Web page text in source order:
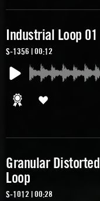
Industrial Loop 01
S-1356 | 00:12
Granular Distorted
Loop
S-1012 | 00:28